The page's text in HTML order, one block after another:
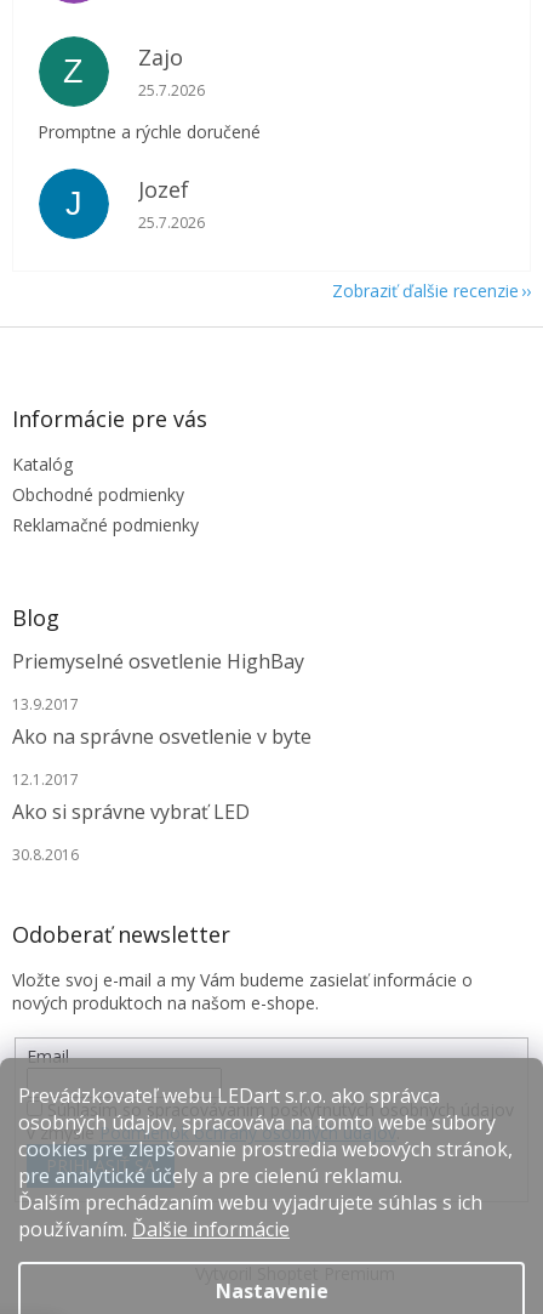
Prevádzkovateľ webu LEDart s.r.o. ako správca
osobných údajov, spracováva na tomto webe súbory
cookies pre zlepšovanie prostredia webových stránok,
pre analytické účely a pre cielenú reklamu.
Ďalším prechádzaním webu vyjadrujete súhlas s ich
používaním. Ďalšie informácie
Nastavenie
Z Zajo
Hodnotenie obchodu je 5 z 5 hviezdičiek.
25.7.2026
Promptne a rýchle doručené
J Jozef
Hodnotenie obchodu je 5 z 5 hviezdičiek.
25.7.2026
Zobraziť ďalšie recenzie
Z
Informácie pre vás
Katalóg
Obchodné podmienky
Reklamačné podmienky
Blog
Priemyselné osvetlenie HighBay
13.9.2017
Ako na správne osvetlenie v byte
12.1.2017
Ako si správne vybrať LED
30.8.2016
Odoberať newsletter
Vložte svoj e-mail a my Vám budeme zasielať informácie o
nových produktoch na našom e-shope.
Email
Súhlasím so spracovávaním poskytnutých osobných údajov
v zmysle Podmienok ochrany osobných údajov.
PRIHLÁSIŤ SA